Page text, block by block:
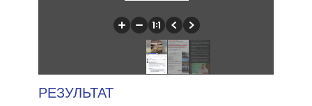
РЕЗУЛЬТАТ